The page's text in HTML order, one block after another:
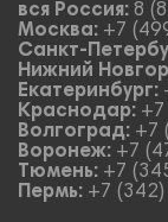
вся Россия: 8
Москва: +7
Санкт-
Нижний
Екатеринбург:
Краснодар:
Волгоград: +7
Воронеж: +7
Тюмень: +7
Пермь: +7